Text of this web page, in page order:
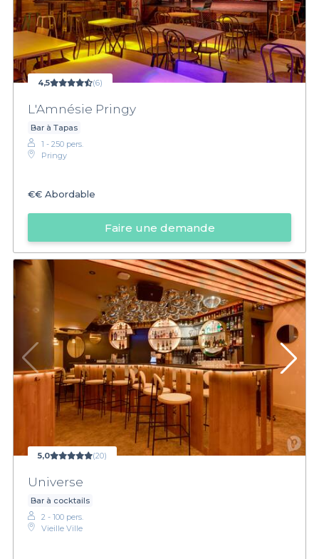
4,5 (6)
L'Amnésie Pringy
Bar à Tapas
1 - 250 pers.
Pringy
€€ Abordable
Faire une demande
5,0 (20)
Universe
Bar à cocktails
2 - 100 pers.
Vieille Ville